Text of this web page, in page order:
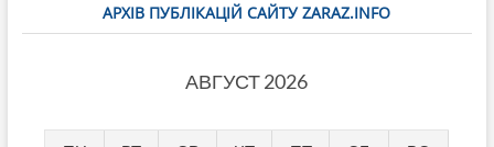
АРХІВ ПУБЛІКАЦІЙ САЙТУ ZARAZ.INFO
АВГУСТ 2026